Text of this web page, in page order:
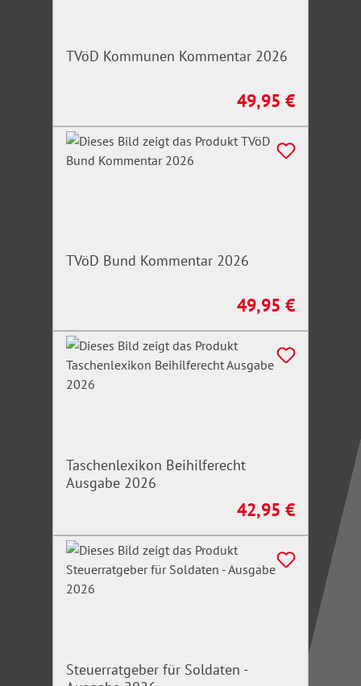
TVöD Kommunen Kommentar 2026
Regulärer Preis:
49,95 €
TVöD Bund Kommentar 2026
Regulärer Preis:
49,95 €
Taschenlexikon Beihilferecht
Ausgabe 2026
Regulärer Preis:
42,95 €
Steuerratgeber für Soldaten -